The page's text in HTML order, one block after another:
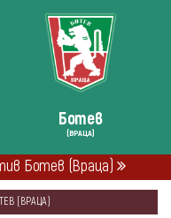
Ботев
(ВРАЦА)
Ботев (Враца)
72
(ВРАЦА)